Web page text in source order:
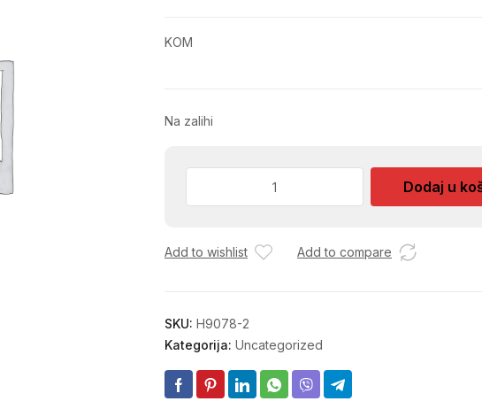
KOM
Na zalihi
količina
Dodaj u
Add to wishlist Add to compare
SKU: H9078-2
Kategorija: Uncategorized